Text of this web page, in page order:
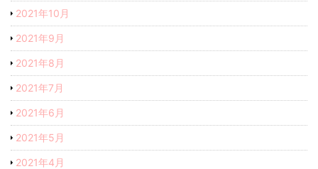
2021年10月
2021年9月
2021年8月
2021年7月
2021年6月
2021年5月
2021年4月